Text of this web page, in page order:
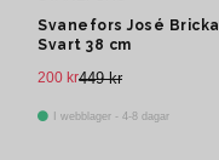
Svanefors José Bricka
Svart 38 cm
449 kr
200 kr
I webblager - 4-8 dagar